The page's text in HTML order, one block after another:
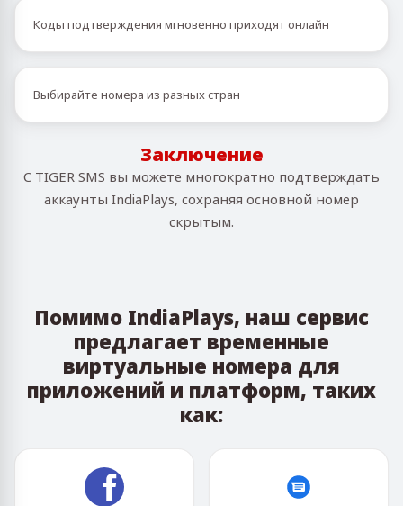
Коды подтверждения мгновенно приходят онлайн
Выбирайте номера из разных стран
Заключение
С TIGER SMS вы можете многократно подтверждать
аккаунты IndiaPlays, сохраняя основной номер
скрытым.
Помимо IndiaPlays, наш сервис
предлагает временные
виртуальные номера для
приложений и платформ, таких
как: